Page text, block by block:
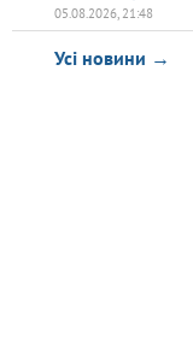
05.08.2026, 21:48
Усі новини →